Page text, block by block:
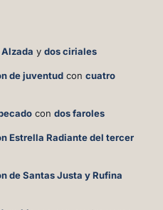
Alzada ydos ciriales
de juventud concuatro
condosfaroles
Estrella Radiante del tercer
de Santas Justa y Rufina